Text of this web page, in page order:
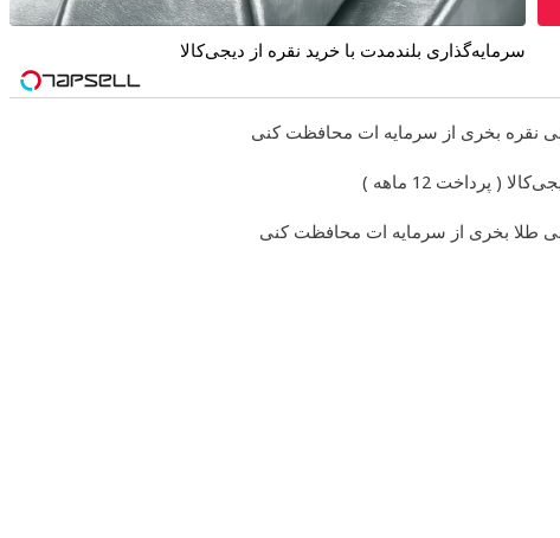
سرمایه‌گذاری بلندمدت با خرید نقره از دیجی‌کالا
نقره بخری از سرمایه ات محافظت کنی
( پرداخت 12 ماهه )
طلا بخری از سرمایه ات محافظت کنی